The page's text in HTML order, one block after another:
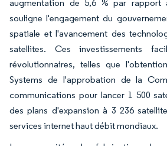
augmentation de 5,6 % par rapport
souligne l'engagement du
spatiale et l'avancement des
satellites. Ces investissements
révolutionnaires, telles que
Systems de l'approbation de la
communications pour lancer 1 500
des plans d'expansion à 3 236
services internet haut débit mondiaux.